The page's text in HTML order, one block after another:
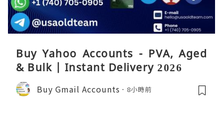
Buy Yahoo Accounts - PVA, Aged
& Bulk | Instant Delivery 2026
Buy Gmail Accounts 8小時前